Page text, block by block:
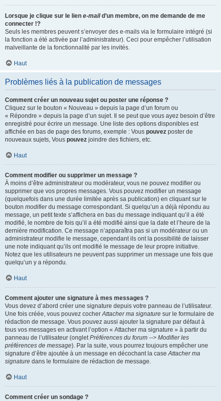
Lorsque je clique sur le lien e-maild’un membre, on me demande de me
connecter !?
Seuls les membres peuvent s’envoyer des e-mails via le formulaire intégré (si
la fonction a été activée par l’administrateur). Ceci pour empêcher l’utilisation
malveillante de la fonctionnalité par les invités.
Haut
Problèmes liés à la publication de messages
Comment créer un nouveau sujet ou poster une réponse ?
Cliquez sur le bouton « Nouveau » depuis la page d’un forum ou
« Répondre » depuis la page d’un sujet. Il se peut que vous ayez besoin d’être
enregistré pour écrire un message. Une liste des options disponibles est
affichée en bas de page des forums, exemple : Vous pouvez poster de
nouveaux sujets, Vous pouvez joindre des fichiers, etc.
Haut
Comment modifier ou supprimer un message ?
À moins d’être administrateur ou modérateur, vous ne pouvez modifier ou
supprimer que vos propres messages. Vous pouvez modifier un message
(quelquefois dans une durée limitée après sa publication) en cliquant sur le
bouton modifierdu message correspondant. Si quelqu’un a déjà répondu au
message, un petit texte s’affichera en bas du message indiquant qu’il a été
modifié, le nombre de fois qu’il a été modifié ainsi que la date et l’heure de la
dernière modification. Ce message n’apparaîtra pas si un modérateur ou un
administrateur modifie le message, cependant ils ont la possibilité de laisser
une note indiquant qu’ils ont modifié le message de leur propre initiative.
Notez que les utilisateurs ne peuvent pas supprimer un message une fois que
quelqu’un y a répondu.
Haut
Comment ajouter une signature à mes messages ?
Vous devez d’abord créer une signature depuis votre panneau de l’utilisateur.
Une fois créée, vous pouvez cocherAttacher ma signature sur le formulaire de
rédaction de message. Vous pouvez aussi ajouter la signature par défaut à
tous vos messages en activant l’option « Attacher ma signature » à partir du
panneau de l’utilisateur (ongletPréférences du forum --> Modifier les
préférences de message). Par la suite, vous pourrez toujours empêcher une
signature d’être ajoutée à un message en décochant la caseAttacher ma
signature dans le formulaire de rédaction de message.
Haut
Comment créer un sondage ?